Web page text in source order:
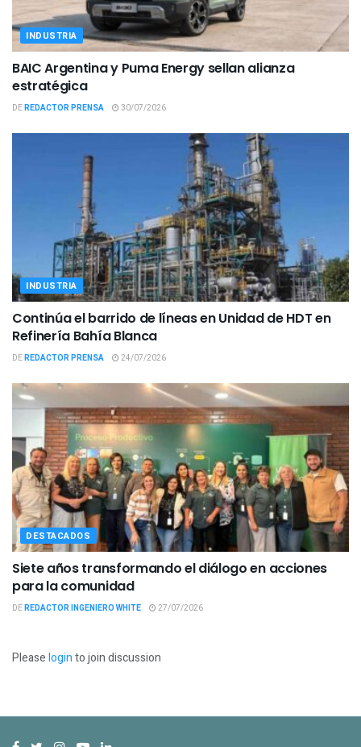
INDUSTRIA
BAIC Argentina y Puma Energy sellan alianza
estratégica
DEREDACTOR PRENSA 30/07/2026
INDUSTRIA
Continúa el barrido de líneas en Unidad de HDT en
Refinería Bahía Blanca
DEREDACTOR PRENSA 24/07/2026
DESTACADOS
Siete años transformando el diálogo en acciones
para la comunidad
DEREDACTOR INGENIERO WHITE 27/07/2026
Pleaseloginto join discussion